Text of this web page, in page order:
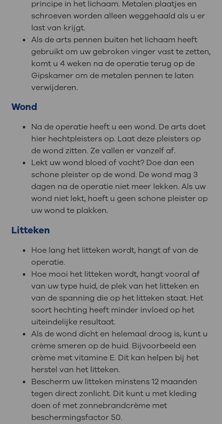
principe in het lichaam. Metalen plaatjes en
schroeven worden alleen weggehaald als u er
last van krijgt.
Als de arts pennen buiten het lichaam heeft
gebruikt om uw gebroken vinger vast te zetten,
komt u 4 weken na de operatie terug op de
Gipskamer om de metalen pennen te laten
verwijderen.
Wond
Na de operatie heeft u een wond. De arts doet
hier hechtpleisters op. Laat deze pleisters op
de wond zitten. Ze vallen er vanzelf af.
Lekt uw wond bloed of vocht? Doe dan een
schone pleister op de wond. De wond mag 3
dagen na de operatie niet meer lekken. Als uw
wond niet lekt, hoeft u geen schone pleister op
uw wond te plakken.
Litteken
Hoe lang het litteken wordt, hangt af van de
operatie.
Hoe mooi het litteken wordt, hangt vooral af
van uw type huid, de plek van het litteken en
van de spanning die op het litteken staat. Het
soort hechting heeft minder invloed op het
uiteindelijke resultaat.
Als de wond dicht en helemaal droog is, kunt u
crème smeren op de huid. Bijvoorbeeld een
crème met vitamine E. Dit kan helpen bij het
herstel van het litteken.
Bescherm uw litteken minstens 12 maanden
tegen direct zonlicht. Dit kunt u met kleding
doen of met zonnebrandcrème met
beschermingsfactor 50.